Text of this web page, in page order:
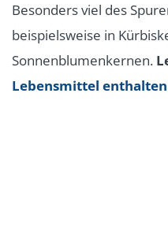
Besonders viel des
beispielsweise in
Sonnenblumenkernen.
Lebensmittel